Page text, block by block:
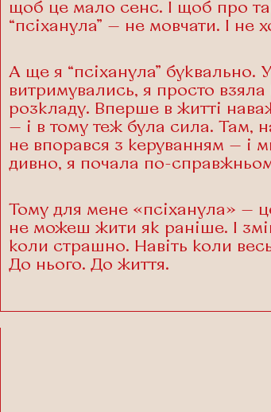
щоб це мало сенс. І щоб про
“псіханула” — не мовчати. І не
А ще я “псіханула” буквально.
витримувались, я просто
розкладу. Вперше в житті
— і в тому теж була сила. Там,
не впорався з керуванням — і
дивно, я почала по-
Тому для мене «псіханула» —
не можеш жити як раніше. І
коли страшно. Навіть коли
До нього. До життя.